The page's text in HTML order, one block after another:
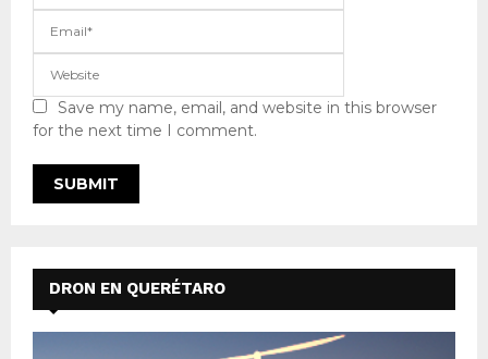
Save my name, email, and website in this browser
for the next time I comment.
DRON EN QUERÉTARO